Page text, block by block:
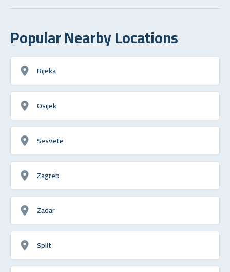
Popular Nearby Locations
Rijeka
Osijek
Sesvete
Zagreb
Zadar
Split